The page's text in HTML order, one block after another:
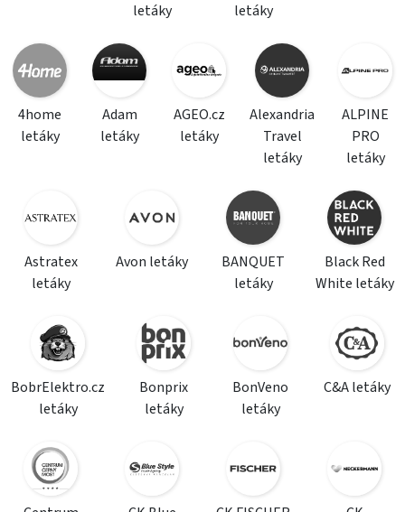
letáky
letáky
4home
letáky
Adam
letáky
AGEO.cz
letáky
Alexandria
Travel
letáky
ALPINE
PRO
letáky
Astratex
letáky
Avon letáky
BANQUET
letáky
Black Red
White letáky
BobrElektro.cz
letáky
Bonprix
letáky
BonVeno
letáky
C&A letáky